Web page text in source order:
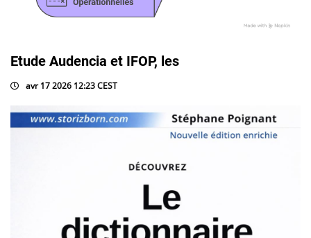
Etude Audencia et IFOP, les
avr 17 2026 12:23 CEST